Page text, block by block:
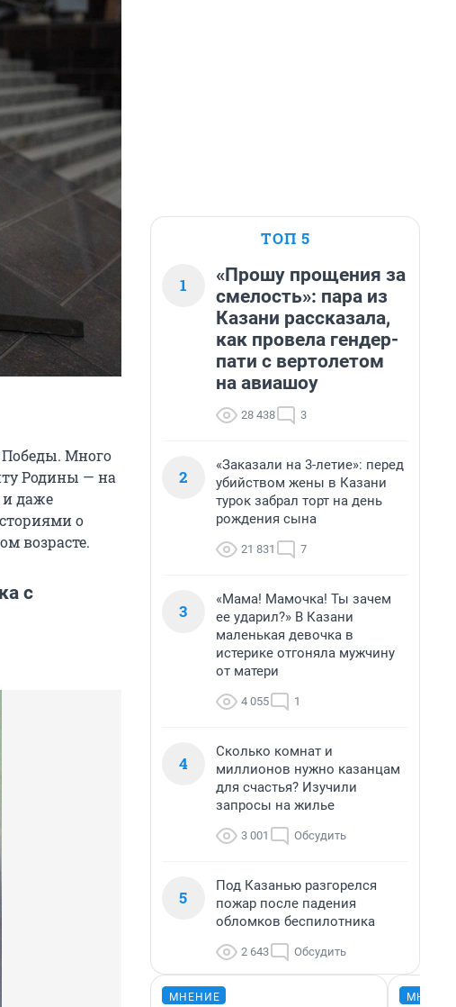
Победы. Много
Родины — на
даже
о
возрасте.
с
ТОП 5
1
«Прошу прощения за
смелость»: пара из
Казани рассказала,
как провела гендер-
пати с вертолетом
на авиашоу
28 438 3
2
«Заказали на 3-летие»: перед
убийством жены в Казани
турок забрал торт на день
рождения сына
21 831 7
3
«Мама! Мамочка! Ты зачем
ее ударил?» В Казани
маленькая девочка в
истерике отгоняла мужчину
от матери
4 055 1
4
Сколько комнат и
миллионов нужно казанцам
для счастья? Изучили
запросы на жилье
3 001 Обсудить
5
Под Казанью разгорелся
пожар после падения
обломков беспилотника
2 643 Обсудить
МНЕНИЕ